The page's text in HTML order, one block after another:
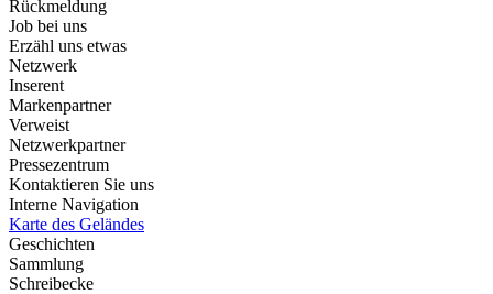
Rückmeldung
Job bei uns
Erzähl uns etwas
Netzwerk
Inserent
Markenpartner
Verweist
Netzwerkpartner
Pressezentrum
Kontaktieren Sie uns
Interne Navigation
Karte des Geländes
Geschichten
Sammlung
Schreibecke